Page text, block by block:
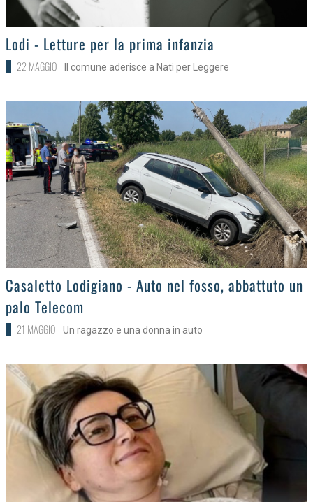
>Lodi - Letture per la prima infanzia
22 MAGGIO Il comune aderisce a Nati per Leggere
>
Casaletto Lodigiano - Auto nel fosso, abbattuto un
palo Telecom
21 MAGGIO Un ragazzo e una donna in auto